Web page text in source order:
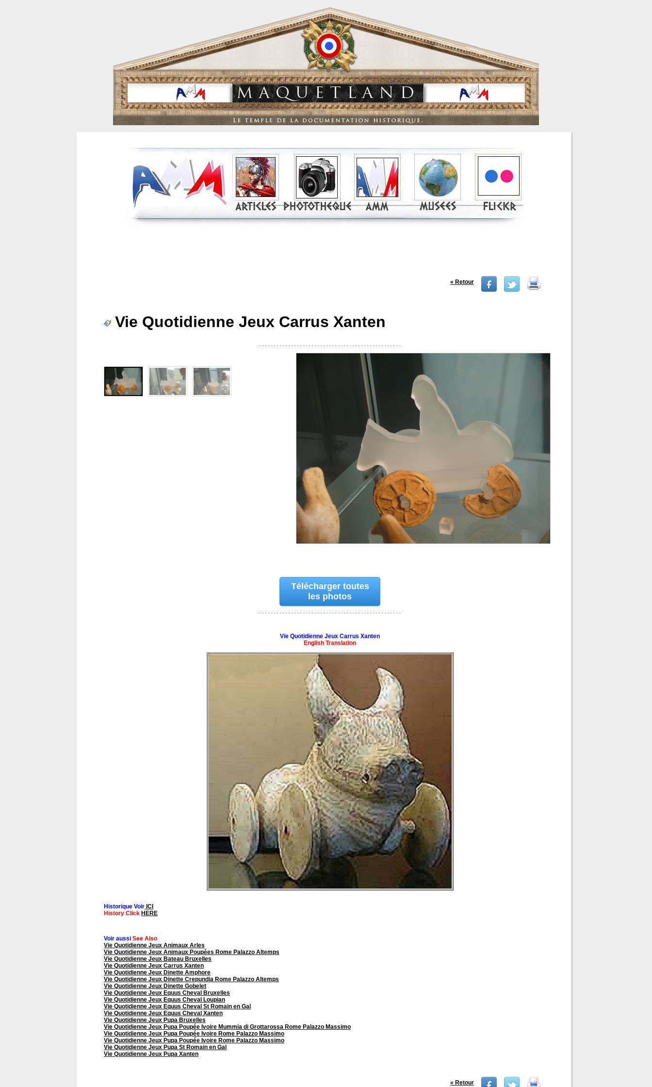
« Retour
Vie Quotidienne Jeux Carrus Xanten
Télécharger toutes
les photos
Vie Quotidienne Jeux Carrus Xanten
English Translation
Historique Voir ICI
History Click HERE
Voir aussi See Also
Vie Quotidienne Jeux Animaux Arles
Vie Quotidienne Jeux Animaux Poupées Rome Palazzo Altemps
Vie Quotidienne Jeux Bateau Bruxelles
Vie Quotidienne Jeux Carrus Xanten
Vie Quotidienne Jeux Dinette Amphore
Vie Quotidienne Jeux Dinette Crepundia Rome Palazzo Altemps
Vie Quotidienne Jeux Dinette Gobelet
Vie Quotidienne Jeux Equus Cheval Bruxelles
Vie Quotidienne Jeux Equus Cheval Loupian
Vie Quotidienne Jeux Equus Cheval St Romain en Gal
Vie Quotidienne Jeux Equus Cheval Xanten
Vie Quotidienne Jeux Pupa Bruxelles
Vie Quotidienne Jeux Pupa Poupée Ivoire Mummia di Grottarossa Rome Palazzo Massimo
Vie Quotidienne Jeux Pupa Poupée Ivoire Rome Palazzo Massimo
Vie Quotidienne Jeux Pupa Poupée Ivoire Rome Palazzo Massimo
Vie Quotidienne Jeux Pupa St Romain en Gal
Vie Quotidienne Jeux Pupa Xanten
« Retour